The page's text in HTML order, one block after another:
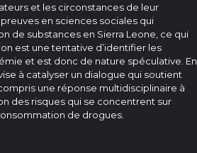
et les circonstances de leur
en sciences sociales qui
de substances en Sierra Leone, ce qui
est une tentative d’identifier les
et est donc de nature spéculative. En
à catalyser un dialogue qui soutient
une réponse multidisciplinaire à
des risques qui se concentrent sur
de drogues.